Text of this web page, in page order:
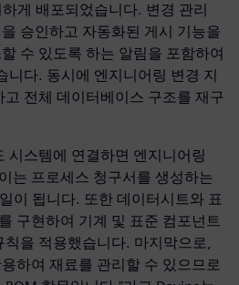
게 배포되었습니다. 변경 관리
승인하고 자동화된 게시 기능을
수 있도록 하는 알림을 포함하여
니다. 동시에 엔지니어링 변경 지
고 전체 데이터베이스 구조를 재구
시스템에 연결하면 엔지니어링
는 프로세스 청구서를 생성하는
이 됩니다. 또한 데이터시트와 표
구현하여 기계 및 표준 컴포넌트
을 적용했습니다. 마지막으로,
하여 재료를 관리할 수 있으므로